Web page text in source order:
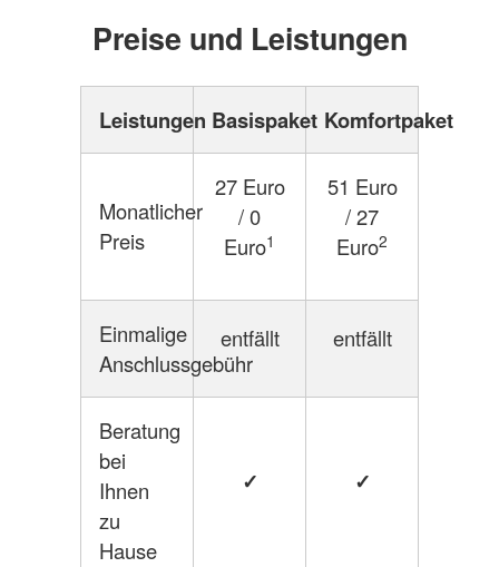
Preise und Leistungen
Leistungen Basispaket Komfortpaket
Monatlicher
Preis
27 Euro
/ 0
Euro1
51 Euro
/ 27
Euro2
Einmalige
Anschlussgebühr
entfällt entfällt
Beratung
bei
Ihnen
zu
Hause
✓ ✓